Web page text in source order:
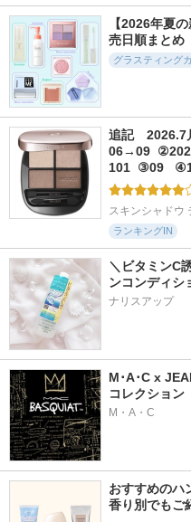
【2026年夏
売日順まとめ
グラスティング
追記　
06→09
101  ③09
スキンシャドウ
ランキングIN
＼ビタミンC
ンコンディ
ナリスアップ
M･A･C x
コレクション
M・A・C
おすすめのハ
香り別でもご